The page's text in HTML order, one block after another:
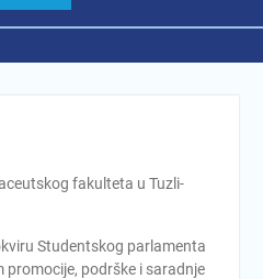
fakulteta u Tuzli-
Studentskog parlamenta
promocije, podrške i saradnje